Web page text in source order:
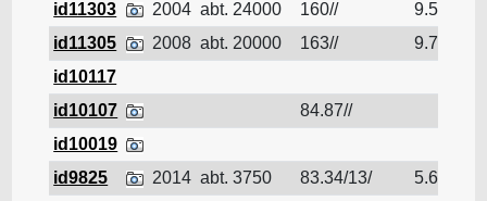
id11303
2004 abt. 24000 160// 9.5
id11305
2008 abt. 20000 163// 9.7
id10117
id10107
84.87//
id10019
id9825
2014 abt. 3750 83.34/13/ 5.66